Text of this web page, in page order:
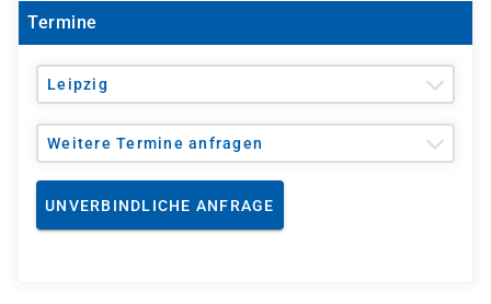
Termine
Leipzig
Weitere Termine anfragen
UNVERBINDLICHE ANFRAGE